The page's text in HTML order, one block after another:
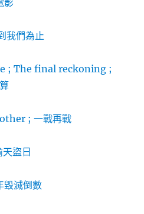
影
我們為止
; The final reckoning ;
; 一戰再戰
盜日
滅倒數